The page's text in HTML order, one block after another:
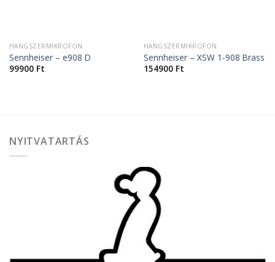
HANGSZERMIKROFON
Sennheiser – e908 D
99900 Ft
HANGSZERMIKROFON
Sennheiser – XSW 1-908 Brass
154900 Ft
NYITVATARTÁS